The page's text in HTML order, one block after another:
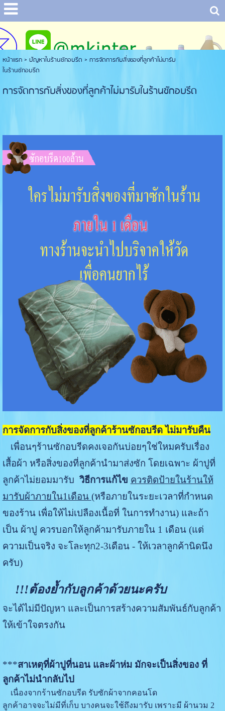
หน้าแรก> ปัญหาในร้านซักอบรีด > การจัดการกับสิ่งของที่ลูกค้าไม่มารับ
ในร้านซักอบรีด
การจัดการกับสิ่งของที่ลูกค้าไม่มารับในร้านซักอบรีด
การจัดการกับสิ่งของที่ลูกค้าร้านซักอบรีด ไม่มารับคืน
เพื่อนๆร้านซักอบรีดคงเจอกันบ่อยๆใช่ใหมครับเรื่อง
เสื้อผ้า หรือสิ่งของที่ลูกค้านำมาส่งซัก โดยเฉพาะ ผ้าปูที่
ลูกค้าไม่ยอมมารับวิธีการแก้ไข ควรติดป้ายในร้านให้
มารับผ้าภายใน1เดือน (หรือภายในระยะเวลาที่กำหนด
ของร้าน เพื่อให้ไม่เปลืองเนื้อที่ ในการทำงาน) และถ้า
เป็น ผ้าปู ควรบอกให้ลูกค้ามารับภายใน 1 เดือน (แต่
ความเป็นจริง จะโละทุก2-3เดือน - ให้เวลาลูกค้านิดนึง
ครับ)
!!!ต้องย้ำกับลูกค้าด้วยนะครับ
จะได้ไม่มีปัญหา และเป็นการสร้างความสัมพันธ์กับลูกค้า
ให้เข้าใจตรงกัน
***สาเหตุที่ผ้าปูที่นอน และผ้าห่ม มักจะเป็นสิ่งของ ที่
ลูกค้าไม่นำกลับไป
เนื่องจากร้านซักอบรีด รับซักผ้าจากคอนโด
ลูกค้าอาจจะไม่มีที่เก็บ บางคนจะใช้ถึงมารับ เพราะมี ผ้านวม 2